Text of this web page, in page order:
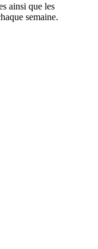
ainsi que les
semaine.